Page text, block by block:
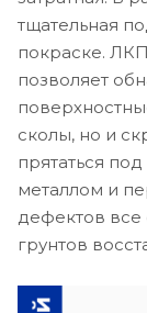
тщательная
покраске.
позволяет
сколы, но и
прятаться
металлом и
дефектов все
грунтов